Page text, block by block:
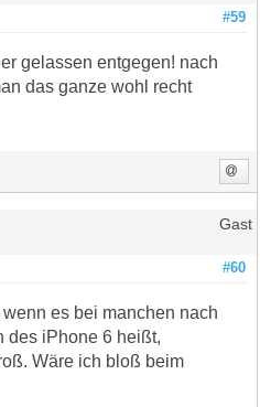
#59
gelassen entgegen! nach
das ganze wohl recht
Gast
#60
es bei manchen nach
des iPhone 6 heißt,
Wäre ich bloß beim